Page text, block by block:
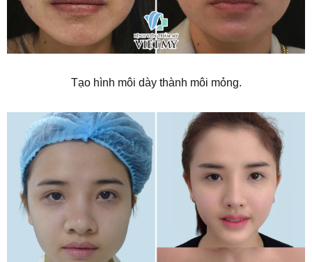
Tạo hình môi dày thành môi mỏng.